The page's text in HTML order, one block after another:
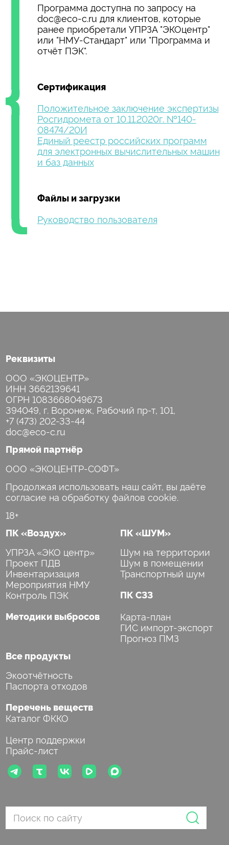
Программа доступна по запросу на
doc@eco-c.ru для клиентов, которые
ранее приобретали УПРЗА "ЭКОцентр"
или "НМУ-Стандарт" или "Программа и
отчёт ПЭК".
Сертификация
Положительное заключение экспертизы
Росгидромета от 10.11.2020г. №140-
08474/20И
Единый реестр российских программ
для электронных вычислительных машин
и баз данных
Файлы и загрузки
Руководство пользователя
Реквизиты
ООО «ЭКОЦЕНТР»
ИНН 3662139641
ОГРН 1083668049673
+7 (473) 202-33-44
Прямой партнёр
ООО «ЭКОЦЕНТР-СОФТ»
Продолжая использовать наш сайт, вы даёте
согласие на обработку файлов cookie.
18+
ПК «Воздух»
УПРЗА «ЭКО центр»
Проект ПДВ
Инвентаризация
Мероприятия НМУ
Контроль ПЭК
Методики выбросов
ПК «ШУМ»
Шум на территории
Шум в помещении
Транспортный шум
ПК СЗЗ
Карта-план
ГИС импорт-экспорт
Прогноз ПМЗ
Все продукты
Экоотчётность
Паспорта отходов
Перечень веществ
Каталог ФККО
Центр поддержки
Прайс-лист